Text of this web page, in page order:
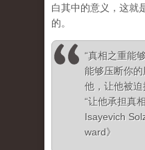
白其中的意义，这就
的。
“真相之重能
能够压断你
他，让他被
“让他承担真
Isayevich
ward》